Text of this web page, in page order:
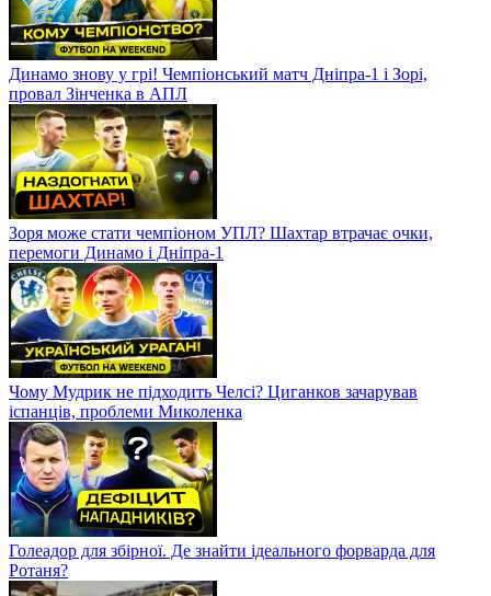
Динамо знову у грі! Чемпіонський матч Дніпра-1 і Зорі,
провал Зінченка в АПЛ
Зоря може стати чемпіоном УПЛ? Шахтар втрачає очки,
перемоги Динамо і Дніпра-1
Чому Мудрик не підходить Челсі? Циганков зачарував
іспанців, проблеми Миколенка
Голеадор для збірної. Де знайти ідеального форварда для
Ротаня?